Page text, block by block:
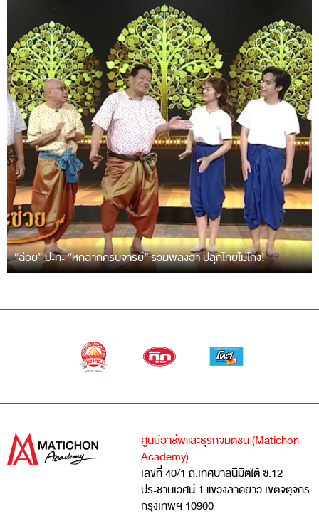
“ฉ่อย” ปะทะ “หกฉากครับจารย์” รวมพลังฮา ปลุกไทยไม่โกง!
ศูนย์อาชีพและธุรกิจมติชน (Matichon
Academy)
เลขที่ 40/1 ถ.เทศบาลนิมิตใต้ ซ.12
ประชานิเวศน์ 1 แขวงลาดยาว เขตจตุจักร
กรุงเทพฯ 10900